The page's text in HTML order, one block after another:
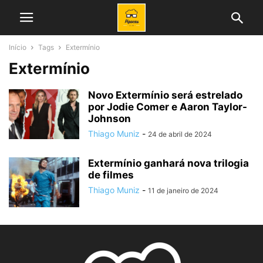
Início Tags Extermínio
Extermínio
Novo Extermínio será estrelado
por Jodie Comer e Aaron Taylor-
Johnson
Thiago Muniz - 24 de abril de 2024
Extermínio ganhará nova trilogia
de filmes
Thiago Muniz - 11 de janeiro de 2024